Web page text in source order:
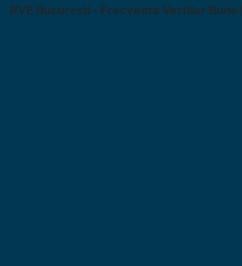
SkipRVE Bucuresti - Frecventa Vestilor Bune!